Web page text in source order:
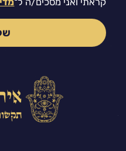
קראתי ואני מסכים/ה ל־